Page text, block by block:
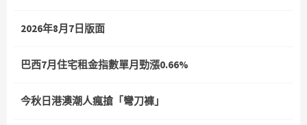
2026年8月7日版面
巴西7月住宅租金指數單月勁漲0.66%
今秋日港澳潮人瘋搶「彎刀褲」